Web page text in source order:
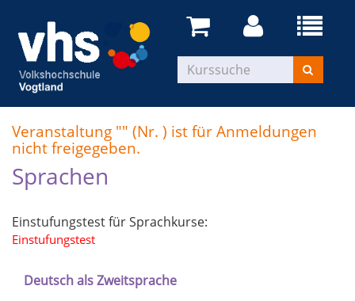
Veranstaltung "" (Nr. ) ist für Anmeldungen
nicht freigegeben.
Sprachen
Einstufungstest für Sprachkurse:
Einstufungstest
Deutsch als Zweitsprache